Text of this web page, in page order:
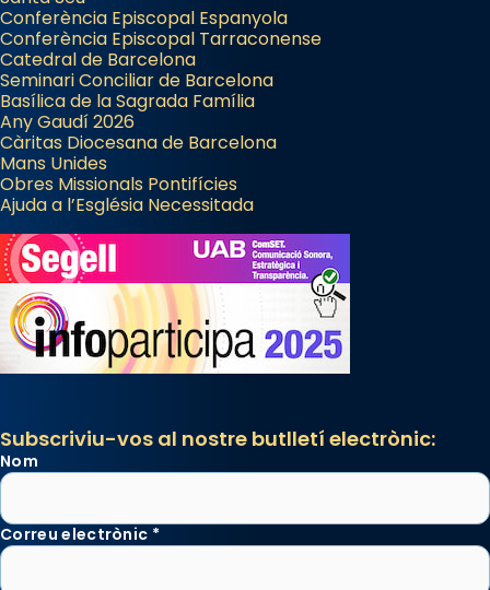
Conferència Episcopal Espanyola
Conferència Episcopal Tarraconense
Catedral de Barcelona
Seminari Conciliar de Barcelona
Basílica de la Sagrada Família
Any Gaudí 2026
Càritas Diocesana de Barcelona
Mans Unides
Obres Missionals Pontifícies
Ajuda a l’Església Necessitada
Subscriviu-vos al nostre butlletí electrònic:
Nom
Correu electrònic *